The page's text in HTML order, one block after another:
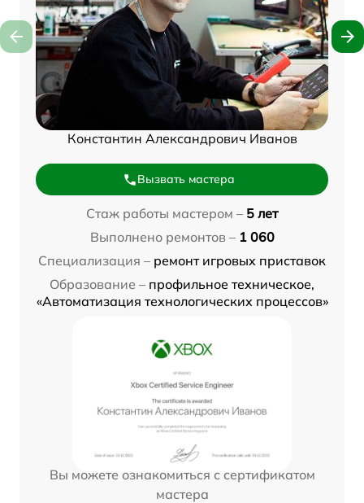
Константин Александрович Иванов
Вызвать мастера
Стаж работы мастером – 5 лет
Выполнено ремонтов – 1 060
Специализация – ремонт игровых приставок
Образование – профильное техническое,
«Автоматизация технологических процессов»
Вы можете ознакомиться с сертификатом
мастера